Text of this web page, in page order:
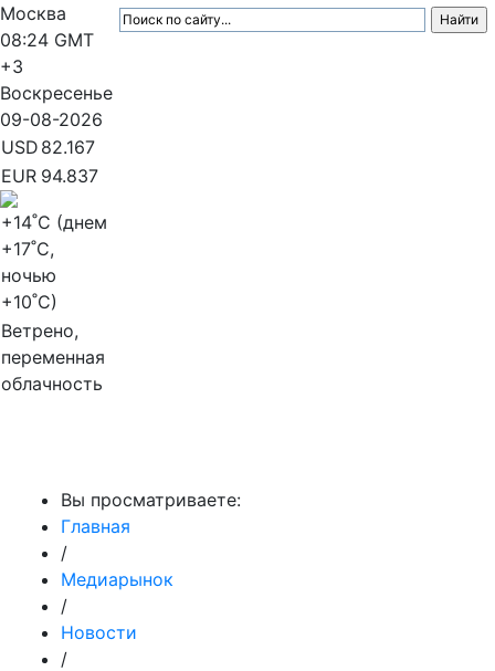
Москва
08:24 GMT
+3
Воскресенье
09-08-2026
USD 82.167
EUR 94.837
+14˚C (днем
+17˚C,
ночью
+10˚C)
Ветрено,
переменная
облачность
Вы просматриваете:
Главная
/
Медиарынок
/
Новости
/